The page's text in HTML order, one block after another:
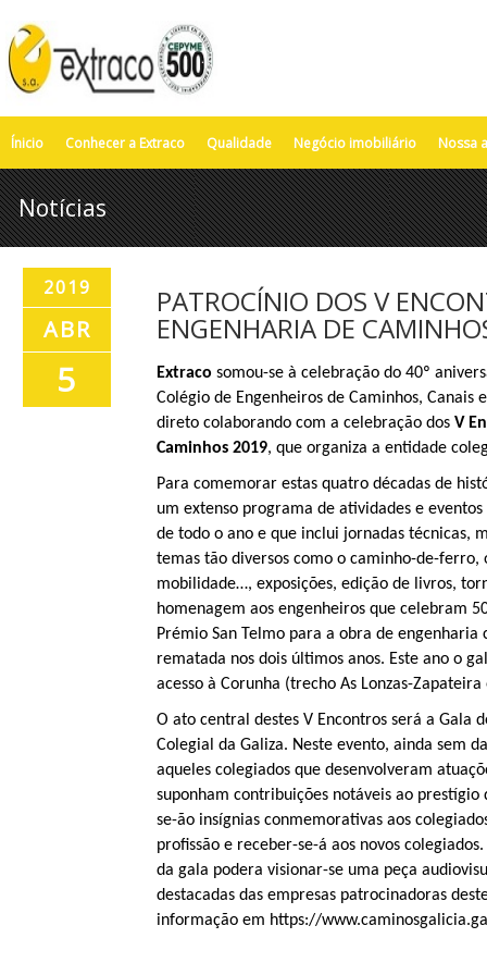
Ínicio Conhecer a Extraco Qualidade Negócio imobiliário Nossa
Notícias
2019
ABR
5
PATROCÍNIO DOS V
ENGENHARIA DE
Extraco somou-se à celebração do 40º
Colégio de Engenheiros de Caminhos, Canais
direto colaborando com a celebração dos V
Caminhos 2019, que organiza a entidade
Para comemorar estas quatro décadas de
um extenso programa de atividades e
de todo o ano e que inclui jornadas técnicas,
temas tão diversos como o caminho-de-ferro,
mobilidade…, exposições, edição de livros,
homenagem aos engenheiros que celebram
Prémio San Telmo para a obra de
rematada nos dois últimos anos. Este ano o
acesso à Corunha (trecho As Lonzas-
O ato central destes V Encontros será a Gala
Colegial da Galiza. Neste evento, ainda sem
aqueles colegiados que desenvolveram
suponham contribuições notáveis ao
se-ão insígnias conmemorativas aos
profissão e receber-se-á aos novos
da gala podera visionar-se uma peça
destacadas das empresas patrocinadoras
informação em https://